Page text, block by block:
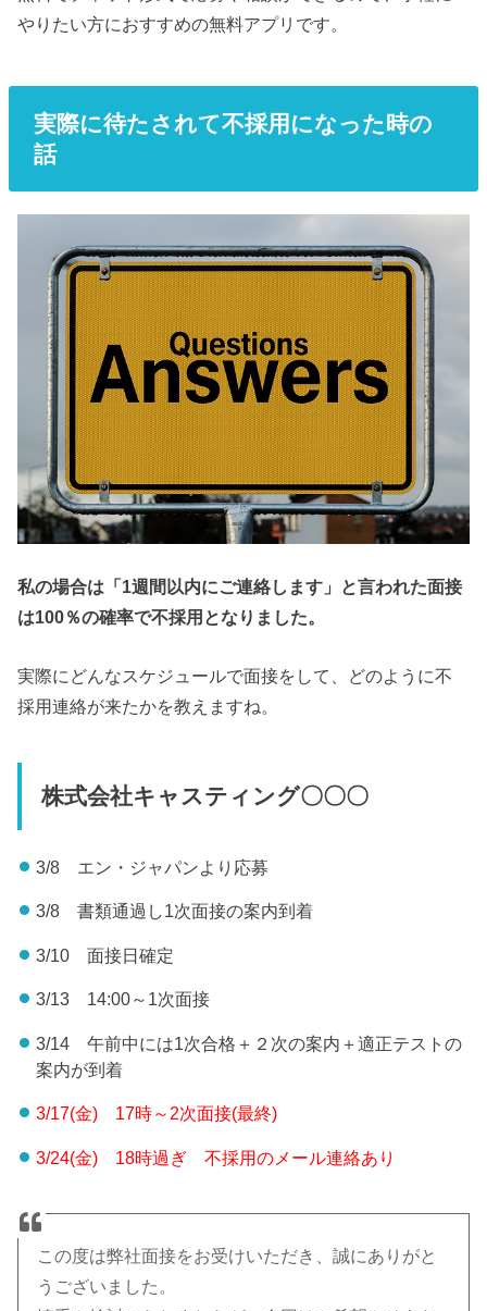
やりたい方におすすめの無料アプリです。
実際に待たされて不採用になった時の
話
私の場合は「1週間以内にご連絡します」と言われた面接
は100％の確率で不採用となりました。
実際にどんなスケジュールで面接をして、どのように不
採用連絡が来たかを教えますね。
株式会社キャスティング〇〇〇
3/8 エン・ジャパンより応募
3/8 書類通過し1次面接の案内到着
3/10 面接日確定
3/13 14:00～1次面接
3/14 午前中には1次合格＋２次の案内＋適正テストの
案内が到着
3/17(金) 17時～2次面接(最終)
3/24(金) 18時過ぎ 不採用のメール連絡あり
この度は弊社面接をお受けいただき、誠にありがと
うございました。